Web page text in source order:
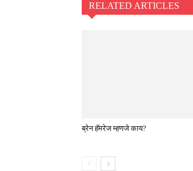
RELATED ARTICLES
ब्रेन हॅमरेज म्हणजे काय?